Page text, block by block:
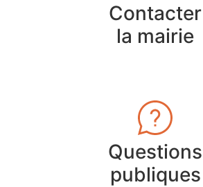
Contacter
la mairie
Questions
publiques